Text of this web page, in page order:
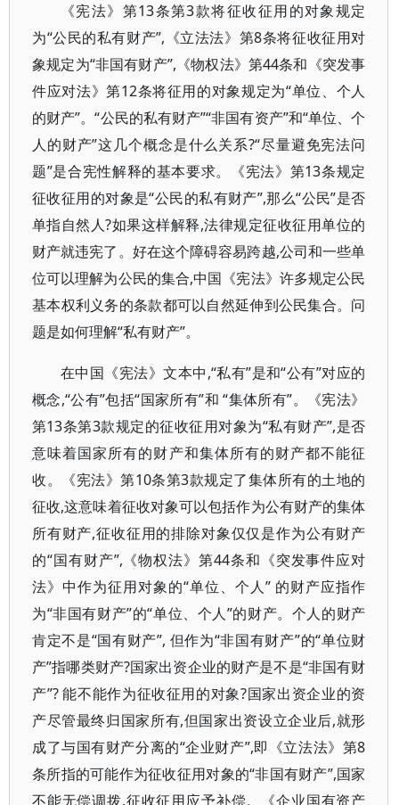
《宪法》第13条第3款将征收征用的对象规定
为“公民的私有财产”,《立法法》第8条将征收征用对
象规定为“非国有财产”,《物权法》第44条和《突发事
件应对法》第12条将征用的对象规定为“单位、个人
的财产”。“公民的私有财产”“非国有资产”和“单位、个
人的财产”这几个概念是什么关系?“尽量避免宪法问
题”是合宪性解释的基本要求。《宪法》第13条规定
征收征用的对象是“公民的私有财产”,那么“公民”是否
单指自然人?如果这样解释,法律规定征收征用单位的
财产就违宪了。好在这个障碍容易跨越,公司和一些单
位可以理解为公民的集合,中国《宪法》许多规定公民
基本权利义务的条款都可以自然延伸到公民集合。问
题是如何理解“私有财产”。
在中国《宪法》文本中,“私有”是和“公有”对应的
概念,“公有”包括“国家所有”和 “集体所有”。《宪法》
第13条第3款规定的征收征用对象为“私有财产”,是否
意味着国家所有的财产和集体所有的财产都不能征
收。《宪法》第10条第3款规定了集体所有的土地的
征收,这意味着征收对象可以包括作为公有财产的集体
所有财产,征收征用的排除对象仅仅是作为公有财产
的“国有财产”,《物权法》第44条和《突发事件应对
法》中作为征用对象的“单位、个人” 的财产应指作
为“非国有财产”的“单位、个人”的财产。个人的财产
肯定不是“国有财产”, 但作为“非国有财产”的“单位财
产”指哪类财产?国家出资企业的财产是不是“非国有财
产”? 能不能作为征收征用的对象?国家出资企业的资
产尽管最终归国家所有,但国家出资设立企业后,就形
成了与国有财产分离的“企业财产”,即《立法法》第8
条所指的可能作为征收征用对象的“非国有财产”,国家
不能无偿调拨,征收征用应予补偿。《企业国有资产